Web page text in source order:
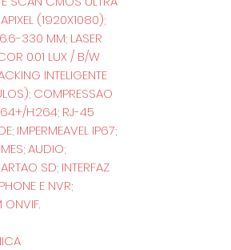
(1920X1080);
330 MM; LASER
0.01 LUX / B/W
INTELIGENTE
COMPRESSAO
H.264; RJ-45
IMPERMEAVEL IP67;
AUDIO;
SD; INTERFAZ
E NVR;
ONVIF.